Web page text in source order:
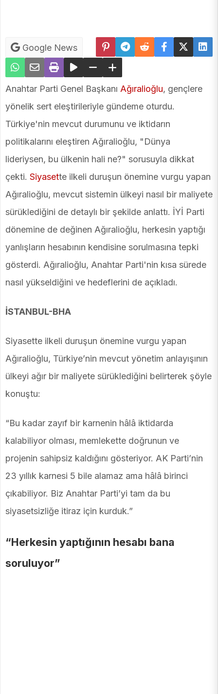
Google News
Anahtar Parti Genel Başkanı Ağıralioğlu, gençlere
yönelik sert eleştirileriyle gündeme oturdu.
Türkiye'nin mevcut durumunu ve iktidarın
politikalarını eleştiren Ağıralioğlu, "Dünya
lideriysen, bu ülkenin hali ne?" sorusuyla dikkat
çekti. Siyasette ilkeli duruşun önemine vurgu yapan
Ağıralioğlu, mevcut sistemin ülkeyi nasıl bir maliyete
sürüklediğini de detaylı bir şekilde anlattı. İYİ Parti
dönemine de değinen Ağıralioğlu, herkesin yaptığı
yanlışların hesabının kendisine sorulmasına tepki
gösterdi. Ağıralioğlu, Anahtar Parti'nin kısa sürede
nasıl yükseldiğini ve hedeflerini de açıkladı.
İSTANBUL-BHA
Siyasette ilkeli duruşun önemine vurgu yapan
Ağıralioğlu, Türkiye’nin mevcut yönetim anlayışının
ülkeyi ağır bir maliyete sürüklediğini belirterek şöyle
konuştu:
“Bu kadar zayıf bir karnenin hâlâ iktidarda
kalabiliyor olması, memlekette doğrunun ve
projenin sahipsiz kaldığını gösteriyor. AK Parti’nin
23 yıllık karnesi 5 bile alamaz ama hâlâ birinci
çıkabiliyor. Biz Anahtar Parti’yi tam da bu
siyasetsizliğe itiraz için kurduk.”
“Herkesin yaptığının hesabı bana
soruluyor”